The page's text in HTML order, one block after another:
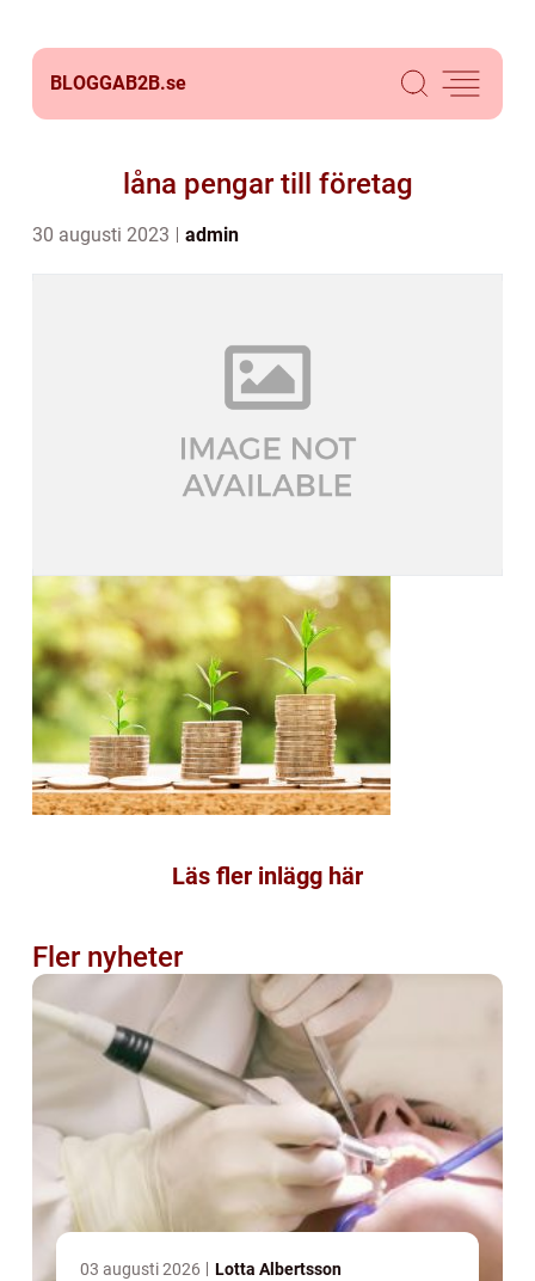
BLOGGAB2B.se
låna pengar till företag
30 augusti 2023 admin
Läs fler inlägg här
Fler nyheter
03 augusti 2026 Lotta Albertsson